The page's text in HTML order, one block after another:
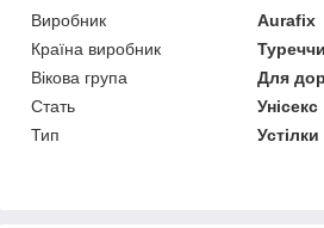
Виробник
Aurafix
Країна виробник
Вікова група
Для
Стать
Унісекс
Тип
Устілки